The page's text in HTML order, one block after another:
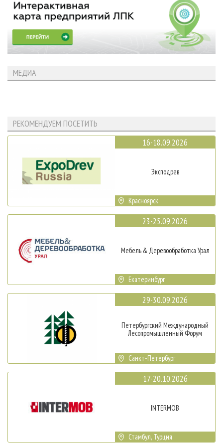
МЕДИА
РЕКОМЕНДУЕМ ПОСЕТИТЬ
16-18.09.2026
Эксподрев
Красноярск
23-25.09.2026
Мебель & Деревообработка Урал
Екатеринбург
29-30.09.2026
Петербургский Международный
Лесопромышленный Форум
Санкт-Петербург
17-20.10.2026
INTERMOB
Стамбул, Турция